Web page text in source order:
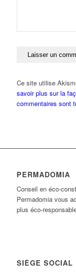
Ce site utilise
savoir plus sur la
commentaires sont
PERMADOMIA
Conseil en éco-
Permadomia vous
plus éco-
SIÈGE SOCIAL